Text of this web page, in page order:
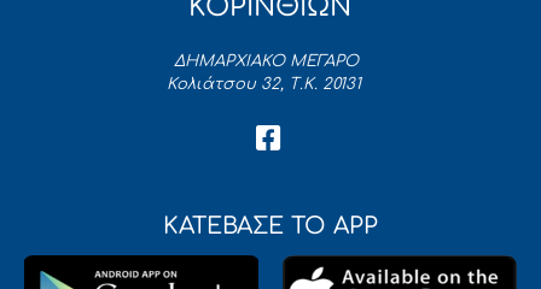
ΚΟΡΙΝΘΙΩΝ
ΔΗΜΑΡΧΙΑΚΟ ΜΕΓΑΡΟ
Κολιάτσου 32, Τ.Κ. 20131
ΚΑΤΕΒΑΣΕ ΤΟ APP